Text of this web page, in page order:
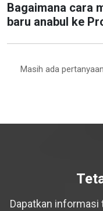
Bagaimana cara
baru anabul ke
Masih ada
Dapatkan informasi